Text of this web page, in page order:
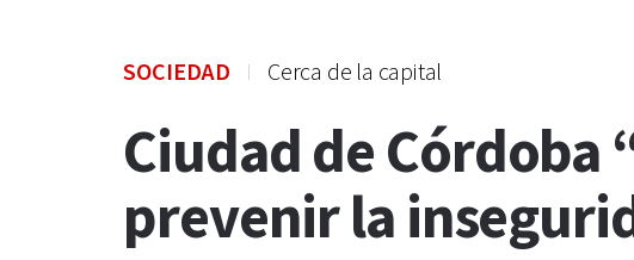
SOCIEDAD Cerca de la capital
Ciudad de Córdoba
prevenir la